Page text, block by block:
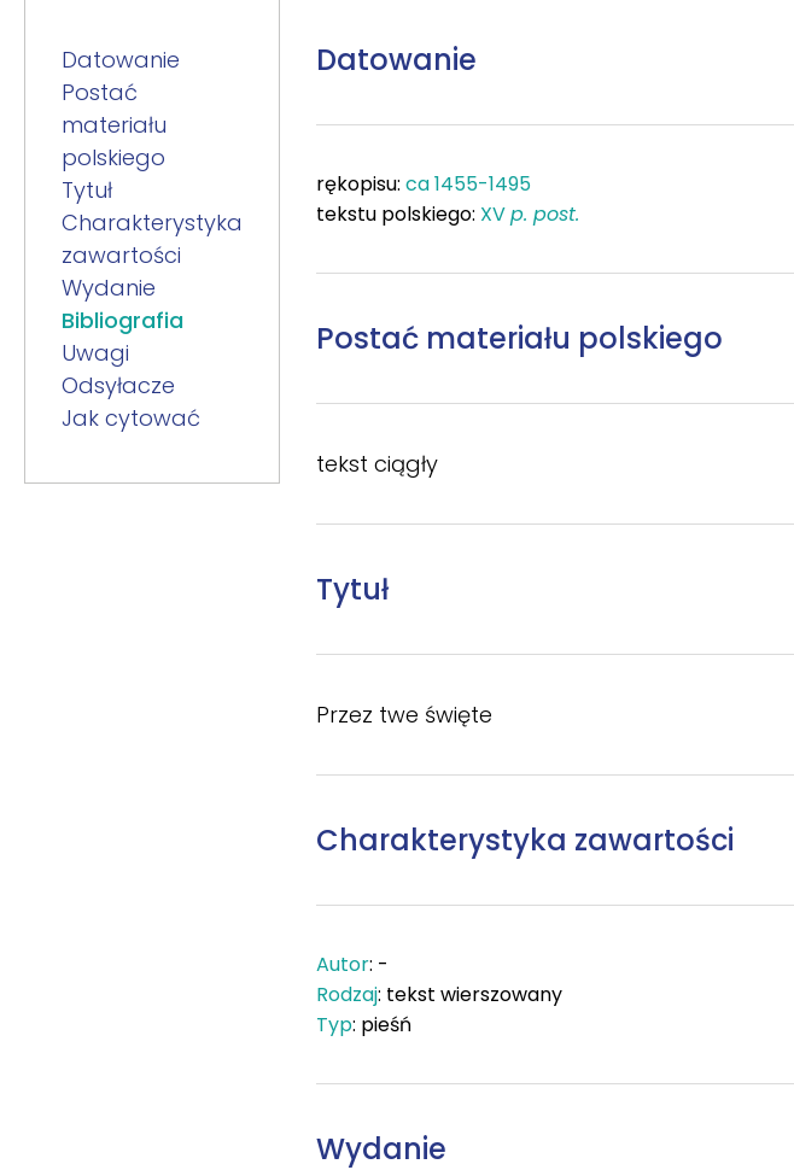
Datowanie
Postać
materiału
polskiego
Tytuł
Charakterystyka
zawartości
Wydanie
Bibliografia
Uwagi
Odsyłacze
Jak cytować
Datowanie
rękopisu: ca 1455-1495
tekstu polskiego: XVp. post.
Postać materiału polskiego
tekst ciągły
Tytuł
Przez twe święte
Charakterystyka zawartości
Autor: -
Rodzaj: tekst wierszowany
Typ: pieśń
Wydanie